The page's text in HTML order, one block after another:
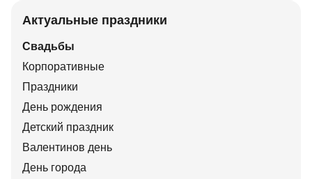
Актуальные праздники
Свадьбы
Корпоративные
Праздники
День рождения
Детский праздник
Валентинов день
День города